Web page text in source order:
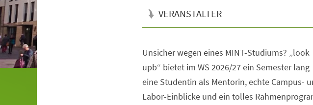
VERANSTALTER
Unsicher wegen eines MINT-Studiums? „look
upb“ bietet im WS 2026/27 ein Semester lang
eine Studentin als Mentorin, echte Campus-
Labor-Einblicke und ein tolles